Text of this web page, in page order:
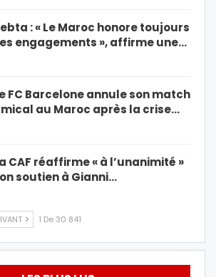
: « Le Maroc honore toujours
engagements », affirme une…
FC Barcelone annule son match
au Maroc après la crise…
CAF réaffirme « à l’unanimité »
soutien à Gianni…
1 De 30 841